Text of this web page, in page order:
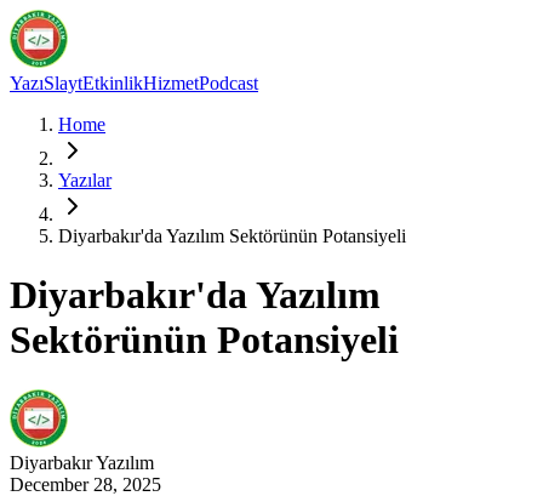
YazıSlaytEtkinlikHizmetPodcast
Home
Yazılar
Diyarbakır'da Yazılım Sektörünün Potansiyeli
Diyarbakır'da Yazılım
Sektörünün Potansiyeli
DiyarbakırYazılım
December 28, 2025